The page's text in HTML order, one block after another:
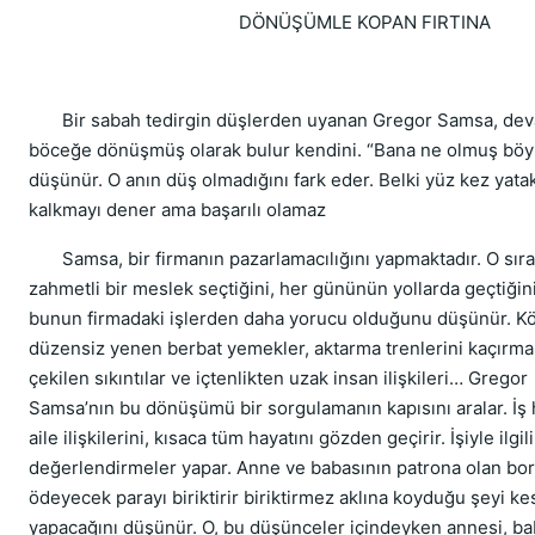
DÖNÜŞÜMLE KOPAN FIRTINA
Bir sabah tedirgin düşlerden uyanan Gregor Samsa,
böceğe dönüşmüş olarak bulur kendini. “Bana ne olmuş
düşünür. O anın düş olmadığını fark eder. Belki yüz kez
kalkmayı dener ama başarılı olamaz
Samsa, bir firmanın pazarlamacılığını yapmaktadır. O
zahmetli bir meslek seçtiğini, her gününün yollarda
bunun firmadaki işlerden daha yorucu olduğunu düşünür.
düzensiz yenen berbat yemekler, aktarma trenlerini
çekilen sıkıntılar ve içtenlikten uzak insan ilişkileri… Gregor
Samsa’nın bu dönüşümü bir sorgulamanın kapısını aralar. İş
aile ilişkilerini, kısaca tüm hayatını gözden geçirir. İşiyle ilgili
değerlendirmeler yapar. Anne ve babasının patrona olan
ödeyecek parayı biriktirir biriktirmez aklına koyduğu şeyi
yapacağını düşünür. O, bu düşünceler içindeyken annesi,